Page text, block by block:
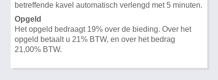
betreffende kavel automatisch verlengd met 5 minuten.
Opgeld
Het opgeld bedraagt 19% over de bieding. Over het
opgeld betaalt u 21% BTW, en over het bedrag
21,00% BTW.